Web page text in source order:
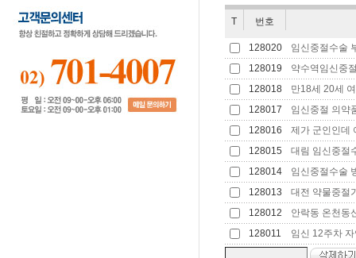
T 번호
128020
임신중절수술
128019
약수역임신중
128018
만18세 20세
128017
임신중절 의약
128016
제가 군인인데
128015
대림 임신중절
128014
임신중절수술
128013
대전 약물중절
128012
안락동 온천동
128011
임신 12주차